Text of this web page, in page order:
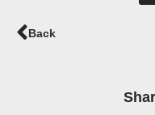
Prev
Back